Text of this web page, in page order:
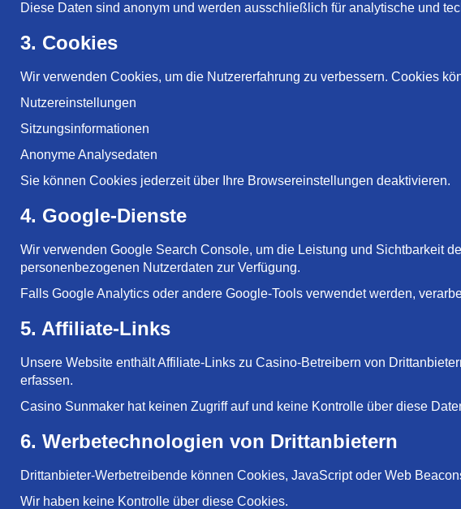
Diese Daten sind anonym und werden ausschließlich für analytische und
3. Cookies
Wir verwenden Cookies, um die Nutzererfahrung zu verbessern. Cookies
Nutzereinstellungen
Sitzungsinformationen
Anonyme Analysedaten
Sie können Cookies jederzeit über Ihre Browsereinstellungen deaktivieren.
4. Google-Dienste
Wir verwenden Google Search Console, um die Leistung und Sichtbarkeit
personenbezogenen Nutzerdaten zur Verfügung.
Falls Google Analytics oder andere Google-Tools verwendet werden,
5. Affiliate-Links
Unsere Website enthält Affiliate-Links zu Casino-Betreibern von
erfassen.
Casino Sunmaker hat keinen Zugriff auf und keine Kontrolle über diese
6. Werbetechnologien von Drittanbietern
Drittanbieter-Werbetreibende können Cookies, JavaScript oder Web
Wir haben keine Kontrolle über diese Cookies.